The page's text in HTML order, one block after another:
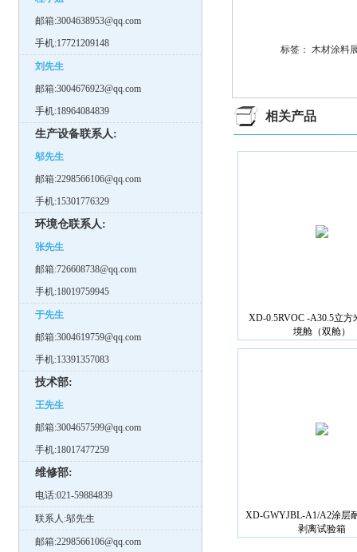
邮箱:3004638953@qq.com
手机:17721209148
刘先生
邮箱:3004676923@qq.com
手机:18964084839
生产设备联系人:
邬先生
邮箱:2298566106@qq.com
手机:15301776329
环境仓联系人:
张先生
邮箱:726608738@qq.com
手机:18019759945
于先生
邮箱:3004619759@qq.com
手机:13391357083
技术部:
王先生
邮箱:3004657599@qq.com
手机:18017477259
维修部:
电话:021-59884839
联系人:邬先生
邮箱:2298566106@qq.com
标签： 木材涂料
相关产品
XD-0.5RVOC -A30.5立方
境舱（双舱）
XD-GWYJBL-A1/A2涂层
剥离试验箱